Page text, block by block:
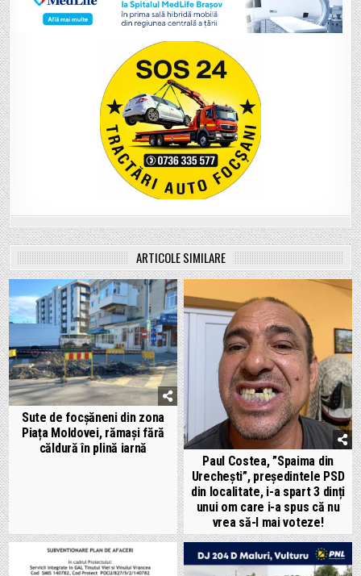
ARTICOLE SIMILARE
Sute de focșăneni din zona
Piața Moldovei, rămași fără
căldură în plină iarnă
Paul Costea, ”Spaima din
Urechești”, președintele PSD
din localitate, i-a spart 3 dinți
unui om care i-a spus că nu
vrea să-l mai voteze!